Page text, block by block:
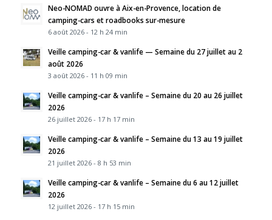
Neo-NOMAD ouvre à Aix-en-Provence, location de
camping-cars et roadbooks sur-mesure
6 août 2026 - 12 h 24 min
Veille camping-car & vanlife — Semaine du 27 juillet au 2
août 2026
3 août 2026 - 11 h 09 min
Veille camping-car & vanlife – Semaine du 20 au 26 juillet
2026
26 juillet 2026 - 17 h 17 min
Veille camping-car & vanlife – Semaine du 13 au 19 juillet
2026
21 juillet 2026 - 8 h 53 min
Veille camping-car & vanlife – Semaine du 6 au 12 juillet
2026
12 juillet 2026 - 17 h 15 min